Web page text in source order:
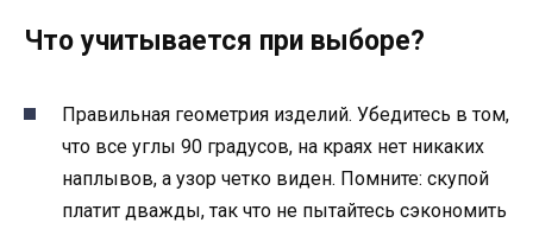
Что учитывается при выборе?
Правильная геометрия изделий. Убедитесь в том,
что все углы 90 градусов, на краях нет никаких
наплывов, а узор четко виден. Помните: скупой
платит дважды, так что не пытайтесь сэкономить